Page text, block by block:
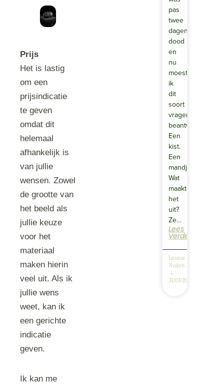
Prijs
Het is lastig
om een
prijsindicatie
te geven
omdat dit
helemaal
afhankelijk is
van jullie
wensen. Zowel
de grootte van
het beeld als
jullie keuze
voor het
materiaal
maken hierin
veel uit. Als ik
jullie wens
weet, kan ik
een gerichte
indicatie
geven.
Ik kan me
pas
twee
dagen
dood
en
nu
moest
ik
dit
soort
vragen
beantwoorden?
Een
kist.
Een
mandje.
Wat
maakte
het
uit?
Ze…
Lees
Verder
Leonie
Nuijen
31/03/2026